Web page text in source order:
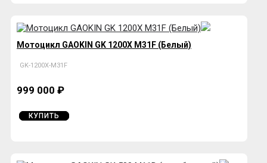
Мотоцикл GAOKIN GK 1200Х M31F (Белый)
GK-1200Х-M31F
999 000 ₽
КУПИТЬ